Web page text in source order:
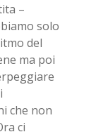
–
solo
del
ma poi
che non
ci